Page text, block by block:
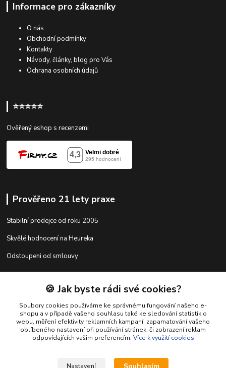
Informace pro zákazníky
O nás
Obchodní podmínky
Kontakty
Návody, články, blog pro Vás
Ochrana osobních údajů
⭐⭐⭐⭐⭐
Ověřený eshop s recenzemi
Prověřeno 21 lety praxe
Stabilní prodejce od roku 2005
Skvělé hodnocení na Heureka
Odstoupeni od smlouvy
Kontakty
shop@racing-tuning-shop.cz
🍪 Jak byste rádi své cookies?
Soubory cookies používáme ke správnému fungování našeho e-
shopu a v případě vašeho souhlasu také ke sledování statistik o
webu, měření efektivity reklamních kampaní, zapamatování vašeho
oblíbeného nastavení při používání stránek, či zobrazení reklam
odpovídajících vašim preferencím. Více k využití cookies
Nastavení